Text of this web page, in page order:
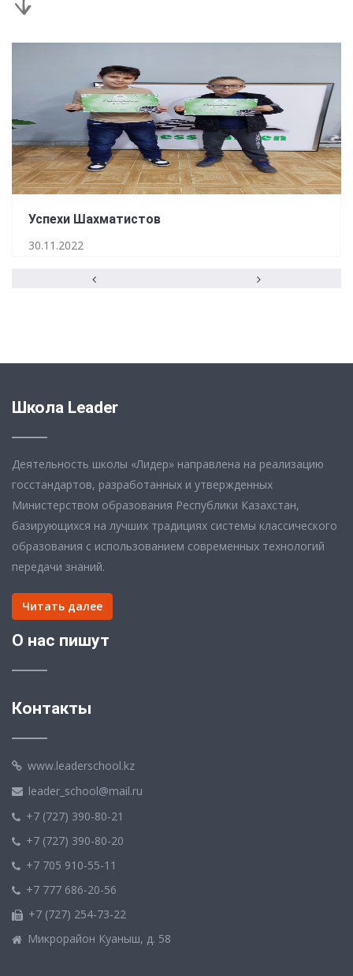
Успехи Шахматистов
30.11.2022
Школа Leader
Деятельность школы «Лидер» направлена на реализацию
госстандартов, разработанных и утвержденных
Министерством образования Республики Казахстан,
базирующихся на лучших традициях системы классического
образования с использованием современных технологий
передачи знаний.
Читать далее
О нас пишут
Контакты
www.leaderschool.kz
leader_school@mail.ru
+7 (727) 390-80-21
+7 (727) 390-80-20
+7 705 910-55-11
+7 777 686-20-56
+7 (727) 254-73-22
Микрорайон Куаныш, д. 58